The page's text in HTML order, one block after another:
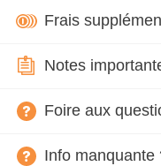
Frais
Notes
Foire aux
Info manquante